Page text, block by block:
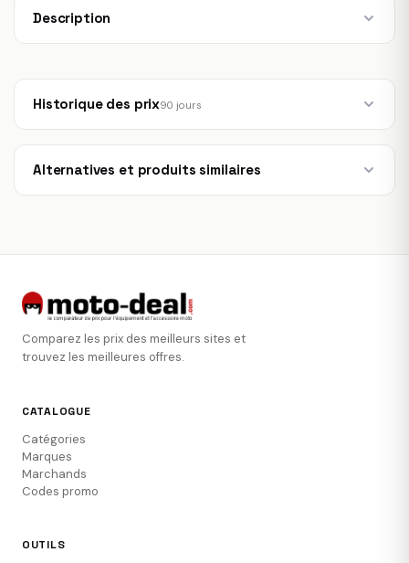
Description
Historique des prix90 jours
Alternatives et produits similaires
Comparez les prix des meilleurs sites et
trouvez les meilleures offres.
CATALOGUE
Catégories
Marques
Marchands
Codes promo
OUTILS